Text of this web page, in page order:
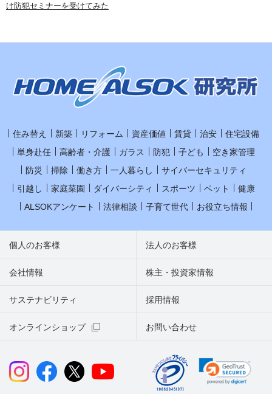
け防犯セミナーを受けてみた
住み替え 新築 リフォーム 資産価値 賃貸 治安
住宅設備
単身赴任
高齢者・介護 ガラス 防犯 子ども
空き家管理
防災
掃除 働き方 一人暮らし
サイバーセキュリティ
引越し
家庭菜園 ダイバーシティ スポーツ ペット
健康
ALSOKアンケート
法律相談 子育て世代 お役立ち情報
個人のお客様 法人のお客様
会社情報 株主・投資家情報
サステナビリティ
オンラインショップ お問い合わせ
採用情報